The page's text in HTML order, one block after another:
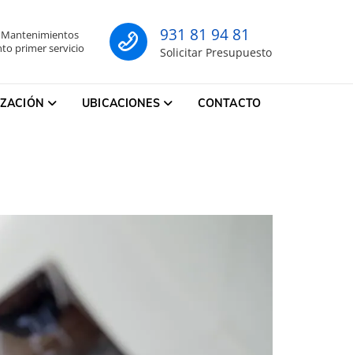
UBICACIONES CONTACTO
931 81 94 81
Solicitar Presupuesto
primer servicio